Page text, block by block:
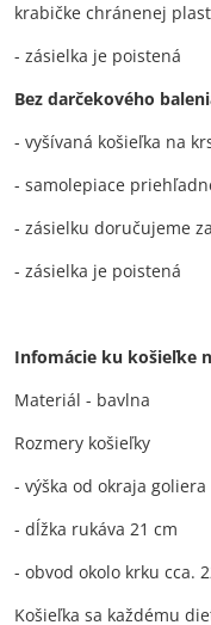
krabičke chránenej
- zásielka je poistená
Bez darčekového
- vyšívaná košieľka na
- samolepiace
- zásielku doručujeme
- zásielka je poistená
Infomácie ku košieľke
Materiál - bavlna
Rozmery košieľky
- výška od okraja
- dĺžka rukáva 21 cm
- obvod okolo krku cca.
Košieľka sa každému